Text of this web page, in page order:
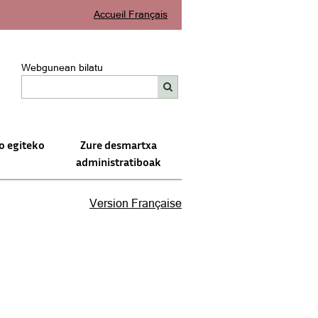
Accueil Français
Webgunean bilatu
egiteko
Zure desmartxa
administratiboak
Version Française